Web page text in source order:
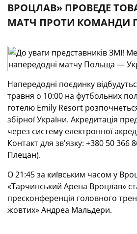
ВРОЦЛАВ» ПРОВЕДЕ
МАТЧ ПРОТИ КОМАНДИ
Напередодні поєдинку
травня о 10:00 на футбольних
готелю Emily Resort
збірної України. Акредитація
через систему електронної
Контакт для зв'язку: +380 50 366
Плецан).
О 21:45 за київським часом у
«Тарчинський Арена Вроцлав»
пресконференція головного
жовтих» Андреа Мальдери.